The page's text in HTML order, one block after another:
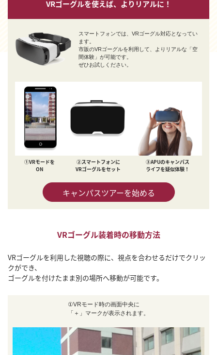
VRゴーグルを使えば、よりリアルに！
スマートフォンでは、VRゴーグル対応となってい
ます。
市販のVRゴーグルを利用して、よりリアルな「空
間体験」が可能です。
ぜひお試しください。
①VRモードを
ON
②スマートフォンに
VRゴーグルをセット
③APUのキャンパス
ライフを疑似体験！
キャンパスツアーを始める
VRゴーグル装着時の移動方法
VRゴーグルを利用した視聴の際に、視点を合わせるだけでクリッ
クができ、
ゴーグルを付けたまま別の場所へ移動が可能です。
①VRモード時の画面中央に
「＋」マークが表示されます。